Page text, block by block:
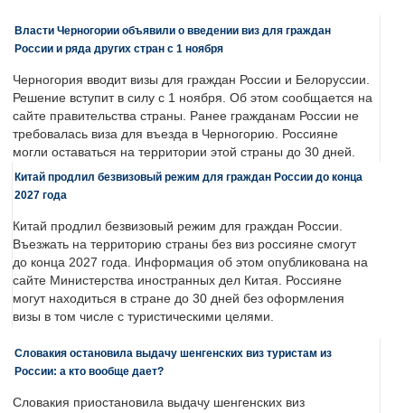
Власти Черногории объявили о введении виз для граждан
России и ряда других стран с 1 ноября
Черногория вводит визы для граждан России и Белоруссии.
Решение вступит в силу с 1 ноября. Об этом сообщается на
сайте правительства страны. Ранее гражданам России не
требовалась виза для въезда в Черногорию. Россияне
могли оставаться на территории этой страны до 30 дней.
Китай продлил безвизовый режим для граждан России до конца
2027 года
Китай продлил безвизовый режим для граждан России.
Въезжать на территорию страны без виз россияне смогут
до конца 2027 года. Информация об этом опубликована на
сайте Министерства иностранных дел Китая. Россияне
могут находиться в стране до 30 дней без оформления
визы в том числе с туристическими целями.
Словакия остановила выдачу шенгенских виз туристам из
России: а кто вообще дает?
Словакия приостановила выдачу шенгенских виз